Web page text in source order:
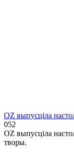
OZ выпусціла
052
OZ выпусціла
творы.